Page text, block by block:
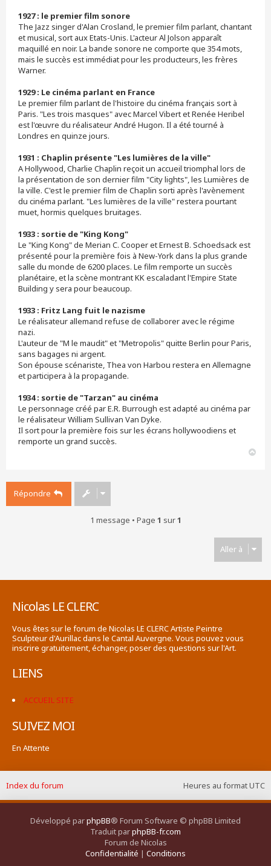
1927 : le premier film sonore
The Jazz singer d'Alan Crosland, le premier film parlant, chantant
et musical, sort aux Etats-Unis. L'acteur Al Jolson apparaît
maquillé en noir. La bande sonore ne comporte que 354 mots,
mais le succès est immédiat pour les producteurs, les frères
Warner.
1929 : Le cinéma parlant en France
Le premier film parlant de l'histoire du cinéma français sort à
Paris. "Les trois masques" avec Marcel Vibert et Renée Heribel
est l'œuvre du réalisateur André Hugon. Il a été tourné à
Londres en quinze jours.
1931 : Chaplin présente "Les lumières de la ville"
A Hollywood, Charlie Chaplin reçoit un accueil triomphal lors de
la présentation de son dernier film "City lights", les Lumières de
la ville. C'est le premier film de Chaplin sorti après l'avènement
du cinéma parlant. "Les lumières de la ville" restera pourtant
muet, hormis quelques bruitages.
1933 : sortie de "King Kong"
Le "King Kong" de Merian C. Cooper et Ernest B. Schoedsack est
présenté pour la première fois à New-York dans la plus grande
salle du monde de 6200 places. Le film remporte un succès
planétaire, et la scène montrant KK escaladant l'Empire State
Building y sera pour beaucoup.
1933 : Fritz Lang fuit le nazisme
Le réalisateur allemand refuse de collaborer avec le régime
nazi.
L'auteur de "M le maudit" et "Metropolis" quitte Berlin pour Paris,
sans bagages ni argent.
Son épouse scénariste, Thea von Harbou restera en Allemagne
et participera à la propagande.
1934 : sortie de "Tarzan" au cinéma
Le personnage créé par E.R. Burrough est adapté au cinéma par
le réalisateur William Sullivan Van Dyke.
Il sort pour la première fois sur les écrans hollywoodiens et
remporte un grand succès.
Répondre
1 message • Page 1 sur1
Aller à
Nicolas LE CLERC
Vous êtes sur le forum de Nicolas LE CLERC Artiste Peintre
Sculpteur d'Aurillac dans le Cantal Auvergne. Vous pouvez vous
inscrire gratuitement, échanger, poser des questions sur l'Art.
LIENS
ACCUEIL SITE
SUIVEZ MOI
En Attente
Heures au formatUTC
Index du forum
Développé parphpBB® Forum Software © phpBB Limited
Traduit parphpBB-fr.com
Forum de Nicolas
Confidentialité | Conditions